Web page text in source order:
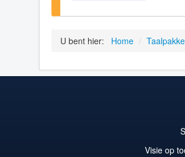
U bent hier: Home /
Visie op